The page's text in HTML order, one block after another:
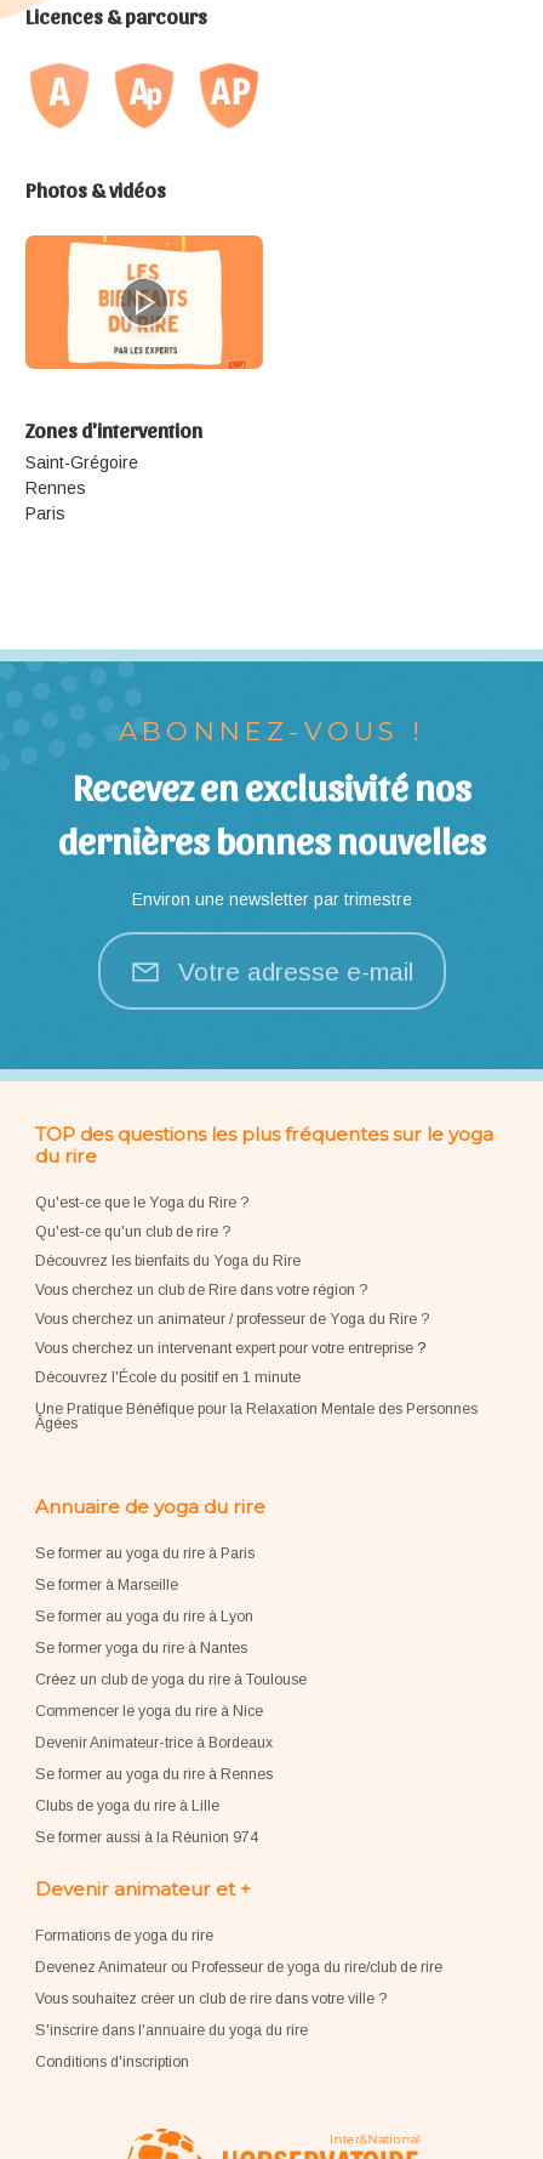
Licences & parcours
Photos & vidéos
Zones d'intervention
Saint-Grégoire
Rennes
Paris
ABONNEZ-VOUS !
Recevez en exclusivité nos
dernières bonnes nouvelles
Environ une newsletter par trimestre
Votre adresse e-mail
TOP des questions les plus fréquentes sur le yoga
du rire
Qu'est-ce que le Yoga du Rire ?
Qu'est-ce qu'un club de rire ?
Découvrez les bienfaits du Yoga du Rire
Vous cherchez un club de Rire dans votre région ?
Vous cherchez un animateur / professeur de Yoga du Rire ?
Vous cherchez un intervenant expert pour votre entreprise?
Découvrez l'École du positif en 1 minute
Une Pratique Bénéfique pour la Relaxation Mentale des Personnes
Âgées
Annuaire de yoga du rire
Se former au yoga du rire à Paris
Se former à Marseille
Se former au yoga du rire à Lyon
Se former yoga du rire à Nantes
Créez un club de yoga du rire à Toulouse
Commencer le yoga du rire à Nice
Devenir Animateur-trice à Bordeaux
Se former au yoga du rire à Rennes
Clubs de yoga du rire à Lille
Se former aussi à la Réunion 974
Devenir animateur et +
Formations de yoga du rire
Devenez Animateur ou Professeur de yoga du rire/club de rire
Vous souhaitez créer un club de rire dans votre ville ?
S'inscrire dans l'annuaire du yoga du rire
Conditions d'inscription